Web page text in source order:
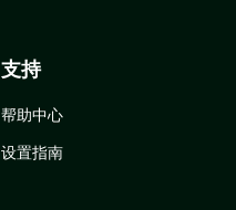
支持
帮助中心
设置指南